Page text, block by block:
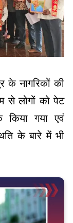
के नागरिकों की
गया एवं
के बारे में भी